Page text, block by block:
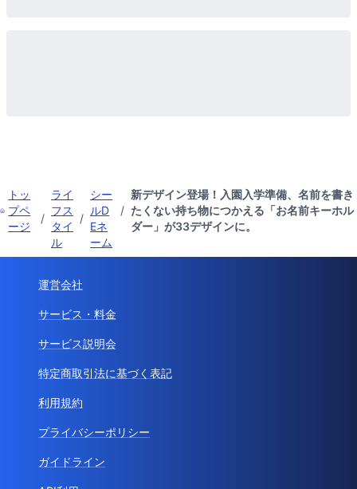
トッ
プペ
ージ
/
ライ
フス
タイ
ル
/
シー
ルD
Eネ
ーム
/
新デザイン登場！入園入学準備、名前を書き
たくない持ち物につかえる「お名前キーホル
ダー」が33デザインに。
運営会社
サービス・料金
サービス説明会
特定商取引法に基づく表記
利用規約
プライバシーポリシー
ガイドライン